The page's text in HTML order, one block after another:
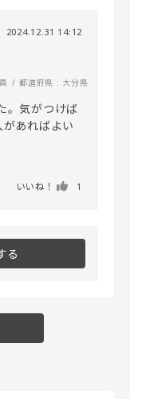
2024.12.31 14:12
都道府県 : 大分県
。気がつけば
あればよい
いいね！ 1
る